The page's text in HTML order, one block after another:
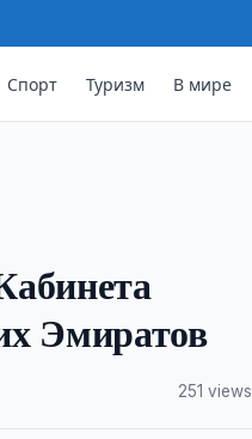
Спорт Туризм В мире
Эмиратов
251 views